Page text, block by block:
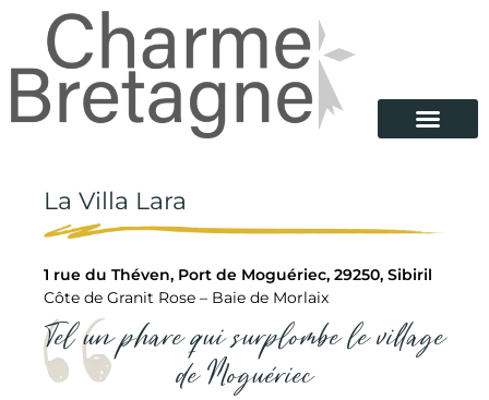
La Villa Lara
1 rue du Théven, Port de Moguériec, 29250, Sibiril
Côte de Granit Rose – Baie de Morlaix
Tel un phare qui surplombe le village
de Moguériec